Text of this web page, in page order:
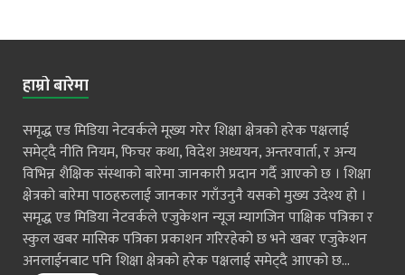
हाम्रो बारेमा
समृद्ध एड मिडिया नेटवर्कले मूख्य गरेर शिक्षा क्षेत्रको हरेक पक्षलाई
समेट्दै नीति नियम, फिचर कथा, विदेश अध्ययन, अन्तरवार्ता, र अन्य
विभिन्न शैक्षिक संस्थाको बारेमा जानकारी प्रदान गर्दै आएको छ । शिक्षा
क्षेत्रको बारेमा पाठहरुलाई जानकार गराँउनुनै यसको मुख्य उदेश्य हो ।
समृद्ध एड मिडिया नेटवर्कले एजुकेशन न्यूज म्यागजिन पाक्षिक पत्रिका र
स्कुल खबर मासिक पत्रिका प्रकाशन गरिरहेको छ भने खबर एजुकेशन
अनलाईनबाट पनि शिक्षा क्षेत्रको हरेक पक्षलाई समेट्दै आएको छ...